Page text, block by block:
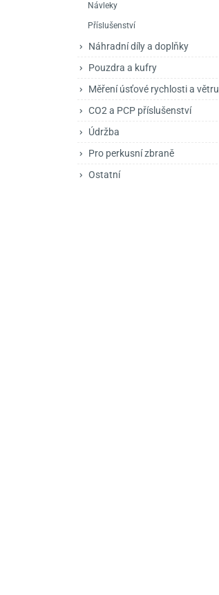
Luky
Kuše
Návleky
Příslušenství
Náhradní díly a doplňky
Pouzdra a kufry
Měření úsťové rychlosti a větru
CO2 a PCP příslušenství
Údržba
Pro perkusní zbraně
Ostatní